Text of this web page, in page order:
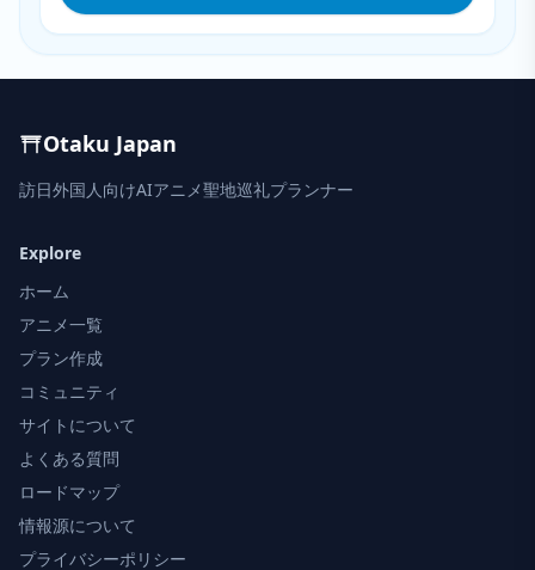
Otaku Japan
訪日外国人向けAIアニメ聖地巡礼プランナー
Explore
ホーム
アニメ一覧
プラン作成
コミュニティ
サイトについて
よくある質問
ロードマップ
情報源について
プライバシーポリシー